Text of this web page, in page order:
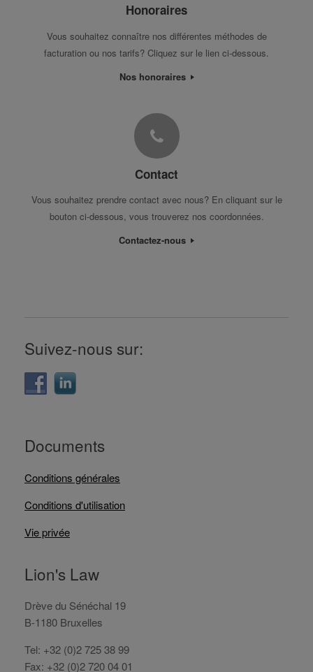
Honoraires
Vous souhaitez connaître nos différentes méthodes de
facturation ou nos tarifs? Cliquez sur le lien ci-dessous.
Nos honoraires
Contact
Vous souhaitez prendre contact avec nous? En cliquant sur le
bouton ci-dessous, vous trouverez nos coordonnées.
Contactez-nous
Suivez-nous sur:
Documents
Conditions générales
Conditions d'utilisation
Vie privée
Lion's Law
Drève du Sénéchal 19
B-1180 Bruxelles
Tel: +32 (0)2 725 38 99
Fax: +32 (0)2 720 04 01